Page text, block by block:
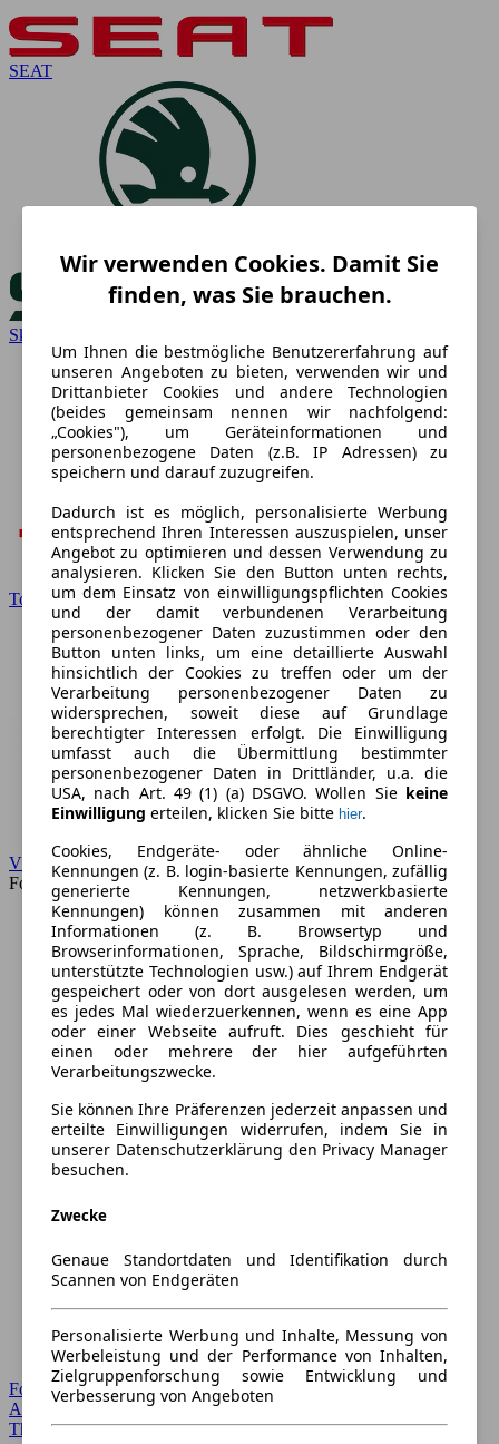
SEAT
Skoda
Toyota
VW
Forum
Forum Startseite
Alle Auto-Foren
Themen-Forum
Wir verwenden Cookies. Damit Sie
finden, was Sie brauchen.
Um Ihnen die bestmögliche Benutzererfahrung auf
unseren Angeboten zu bieten, verwenden wir und
Drittanbieter Cookies und andere Technologien
(beides gemeinsam nennen wir nachfolgend:
„Cookies"), um Geräteinformationen und
personenbezogene Daten (z.B. IP Adressen) zu
speichern und darauf zuzugreifen.
Dadurch ist es möglich, personalisierte Werbung
entsprechend Ihren Interessen auszuspielen, unser
Angebot zu optimieren und dessen Verwendung zu
analysieren. Klicken Sie den Button unten rechts,
um dem Einsatz von einwilligungspflichten Cookies
und der damit verbundenen Verarbeitung
personenbezogener Daten zuzustimmen oder den
Button unten links, um eine detaillierte Auswahl
hinsichtlich der Cookies zu treffen oder um der
Verarbeitung personenbezogener Daten zu
widersprechen, soweit diese auf Grundlage
berechtigter Interessen erfolgt. Die Einwilligung
umfasst auch die Übermittlung bestimmter
personenbezogener Daten in Drittländer, u.a. die
USA, nach Art. 49 (1) (a) DSGVO. Wollen Sie keine
Einwilligung erteilen, klicken Sie bitte hier.
Cookies, Endgeräte- oder ähnliche Online-
Kennungen (z. B. login-basierte Kennungen, zufällig
generierte Kennungen, netzwerkbasierte
Kennungen) können zusammen mit anderen
Informationen (z. B. Browsertyp und
Browserinformationen, Sprache, Bildschirmgröße,
unterstützte Technologien usw.) auf Ihrem Endgerät
gespeichert oder von dort ausgelesen werden, um
es jedes Mal wiederzuerkennen, wenn es eine App
oder einer Webseite aufruft. Dies geschieht für
einen oder mehrere der hier aufgeführten
Verarbeitungszwecke.
Sie können Ihre Präferenzen jederzeit anpassen und
erteilte Einwilligungen widerrufen, indem Sie in
unserer Datenschutzerklärung den Privacy Manager
besuchen.
Zwecke
Genaue Standortdaten und Identifikation durch
Scannen von Endgeräten
Personalisierte Werbung und Inhalte, Messung von
Werbeleistung und der Performance von Inhalten,
Zielgruppenforschung sowie Entwicklung und
Verbesserung von Angeboten